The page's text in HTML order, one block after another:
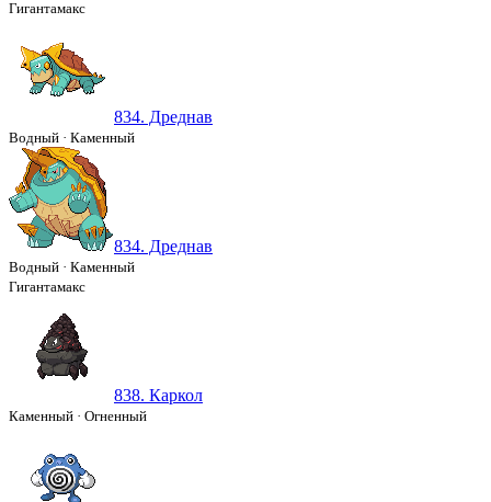
Гигантамакс
834. Дреднав
Водный · Каменный
834. Дреднав
Водный · Каменный
Гигантамакс
838. Каркол
Каменный · Огненный